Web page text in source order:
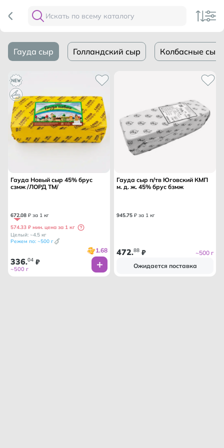
Гауда сыр Голландский сыр Колбасные
Гауда Новый сыр 45% брус
сзмж /ЛОРД ТМ/
672.08 ₽ за 1 кг
574.33 ₽ мин. цена за 1 кг
Целый: ~4.5 кг
Режем по: ~500 г
1.68
336.04 ₽
~500 г
Гауда сыр п/тв Юговский КМП
м. д. ж. 45% брус бзмж
945.75 ₽ за 1 кг
472.88 ₽
~500 г
Ожидается поставка